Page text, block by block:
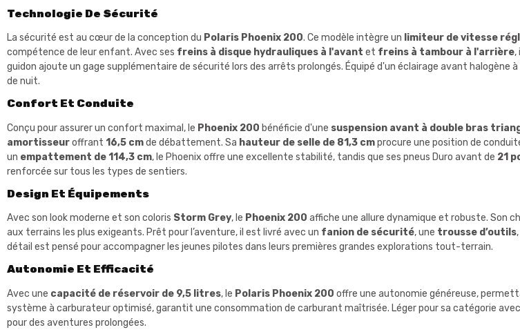
Technologie De Sécurité
La sécurité est au cœur de la conception du Polaris Phoenix 200. Ce modèle intègre un limiteur de vitesse
compétence de leur enfant. Avec ses freins à disque hydrauliques à l'avant et freins à tambour à l'arrière,
guidon ajoute un gage supplémentaire de sécurité lors des arrêts prolongés. Équipé d'un éclairage avant
de nuit.
Confort Et Conduite
Conçu pour assurer un confort maximal, le Phoenix 200 bénéficie d'une suspension avant à double bras
amortisseuroffrant 16,5 cmde débattement. Sa hauteur de selle de 81,3 cmprocure une position de
un empattement de 114,3 cm, le Phoenix offre une excellente stabilité, tandis que ses pneus Duro avant de 21
renforcée sur tous les types de sentiers.
Design Et Équipements
Avec son look moderne et son coloris Storm Grey, le Phoenix 200 affiche une allure dynamique et robuste. Son
aux terrains les plus exigeants. Prêt pour l’aventure, il est livré avec un fanion de sécurité, une trousse d’outils
détail est pensé pour accompagner les jeunes pilotes dans leurs premières grandes explorations tout-terrain.
Autonomie Et Efficacité
Avec une capacité de réservoir de 9,5 litres, le Polaris Phoenix 200 offre une autonomie généreuse,
système à carburateur optimisé, garantit une consommation de carburant maîtrisée. Léger pour sa catégorie
pour des aventures prolongées.